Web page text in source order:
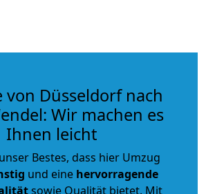
von Düsseldorf nach
Wir machen es
Ihnen leicht
Bestes, dass hier Umzug
und eine hervorragende
sowie Qualität bietet. Mit